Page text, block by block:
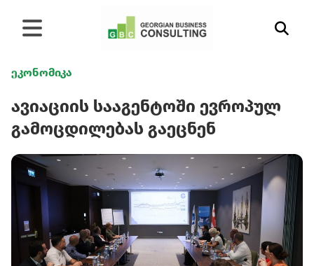
ეკონომიკა
ავიაციის სააგენტოში ევროპულ
გამოცდილებას გაეცნენ